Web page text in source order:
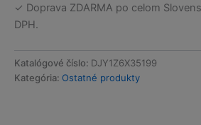
✓ Doprava ZDARMA po celom
DPH.
Katalógové číslo: DJY1Z6X35199
Kategória: Ostatné produkty